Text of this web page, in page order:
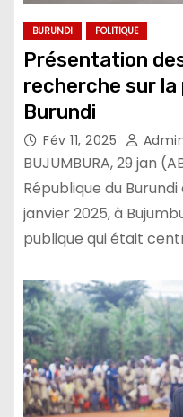
BURUNDI POLITIQUE
Présentation
recherche sur la
Burundi
Fév 11, 2025
BUJUMBURA, 29 jan
République du
janvier 2025, à
publique qui était